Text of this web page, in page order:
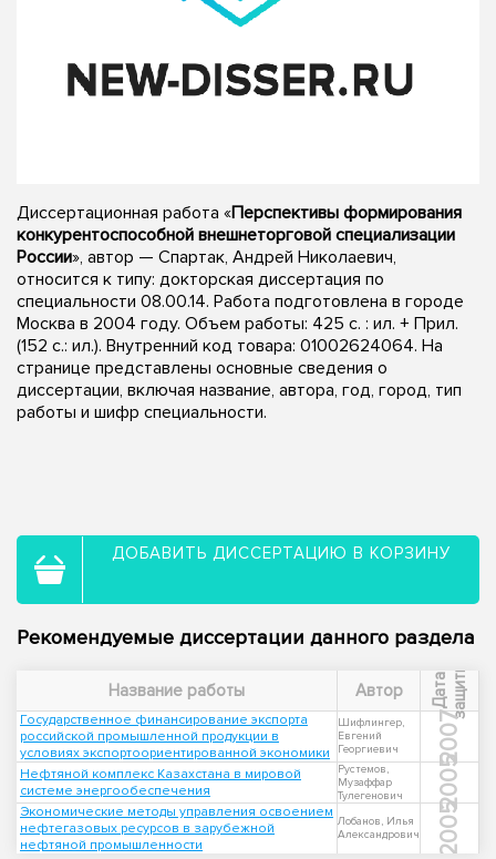
Диссертационная работа «Перспективы формирования
конкурентоспособной внешнеторговой специализации
России», автор — Спартак, Андрей Николаевич,
относится к типу: докторская диссертация по
специальности 08.00.14. Работа подготовлена в городе
Москва в 2004 году. Объем работы: 425 с. : ил. + Прил.
(152 с.: ил.). Внутренний код товара: 01002624064. На
странице представлены основные сведения о
диссертации, включая название, автора, год, город, тип
работы и шифр специальности.
ДОБАВИТЬ ДИССЕРТАЦИЮ В КОРЗИНУ
Рекомендуемые диссертации данного раздела
Название работы Автор Д
а
т
а
з
а
щ
и
т ы
Государственное финансирование экспорта
российской промышленной продукции в
условиях экспортоориентированной экономики
Шифлингер,
Евгений
Георгиевич
2007
Нефтяной комплекс Казахстана в мировой
системе энергообеспечения
Рустемов,
Музаффар
Тулегенович
2005
Экономические методы управления освоением
нефтегазовых ресурсов в зарубежной
нефтяной промышленности
Лобанов, Илья
Александрович
2005